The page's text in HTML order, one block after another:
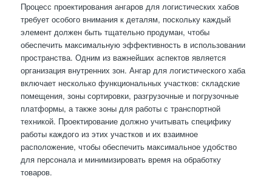
Процесс проектирования ангаров для логистических хабов
требует особого внимания к деталям, поскольку каждый
элемент должен быть тщательно продуман, чтобы
обеспечить максимальную эффективность в использовании
пространства. Одним из важнейших аспектов является
организация внутренних зон. Ангар для логистического хаба
включает несколько функциональных участков: складские
помещения, зоны сортировки, разгрузочные и погрузочные
платформы, а также зоны для работы с транспортной
техникой. Проектирование должно учитывать специфику
работы каждого из этих участков и их взаимное
расположение, чтобы обеспечить максимальное удобство
для персонала и минимизировать время на обработку
товаров.